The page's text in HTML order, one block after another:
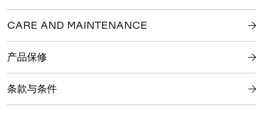
CARE AND MAINTENANCE
产品保修
条款与条件